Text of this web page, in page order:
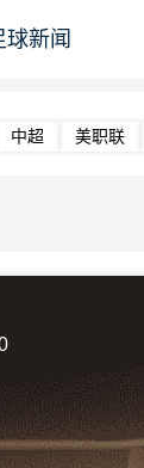
球新闻
中超 美职联